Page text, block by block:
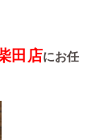
田店にお任